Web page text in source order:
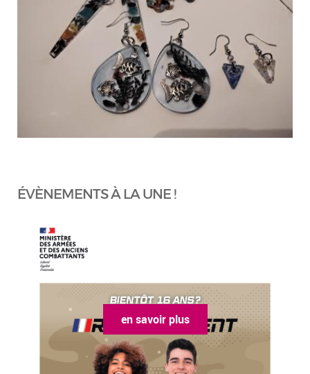
ÉVÈNEMENTS À LA UNE !
en savoir plus